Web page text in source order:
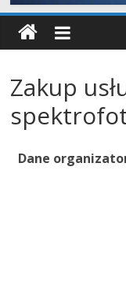
Aparatura
Badania
Zakup
Dane